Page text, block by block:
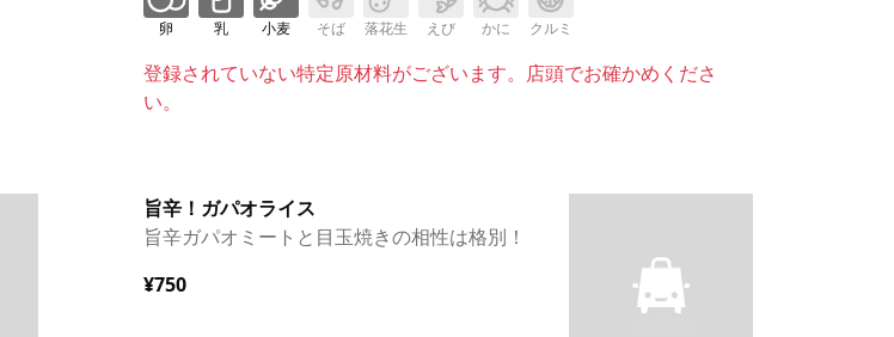
卵 乳 小麦 そば 落花生 えび かに クルミ
登録されていない特定原材料がございます。店頭でお確かめくださ
い。
旨辛！ガパオライス
旨辛ガパオミートと目玉焼きの相性は格別！
¥750